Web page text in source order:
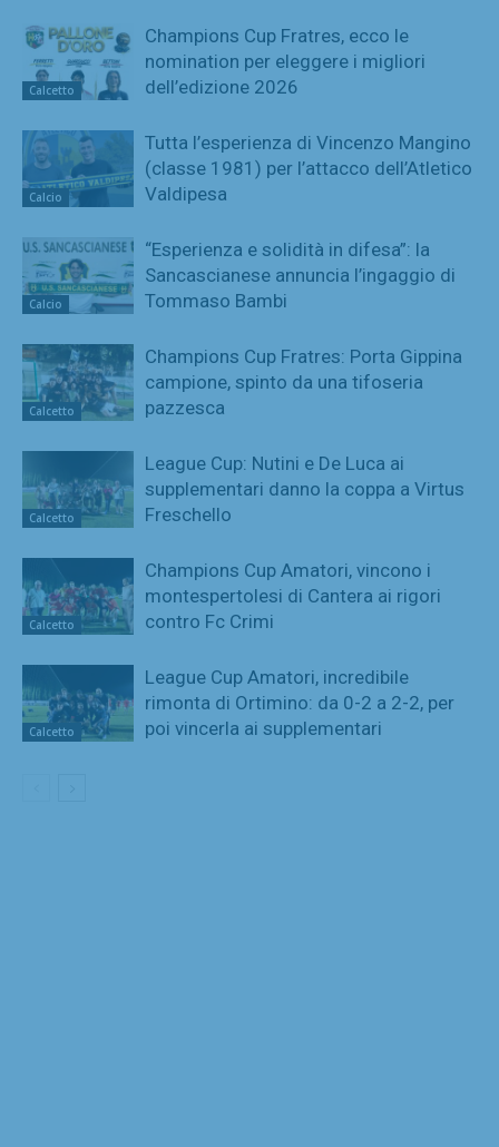
Calcetto
Champions Cup Fratres, ecco le
nomination per eleggere i migliori
dell’edizione 2026
Calcio
Tutta l’esperienza di Vincenzo Mangino
(classe 1981) per l’attacco dell’Atletico
Valdipesa
Calcio
“Esperienza e solidità in difesa”: la
Sancascianese annuncia l’ingaggio di
Tommaso Bambi
Calcetto
Champions Cup Fratres: Porta Gippina
campione, spinto da una tifoseria
pazzesca
Calcetto
League Cup: Nutini e De Luca ai
supplementari danno la coppa a Virtus
Freschello
Calcetto
Champions Cup Amatori, vincono i
montespertolesi di Cantera ai rigori
contro Fc Crimi
Calcetto
League Cup Amatori, incredibile
rimonta di Ortimino: da 0-2 a 2-2, per
poi vincerla ai supplementari